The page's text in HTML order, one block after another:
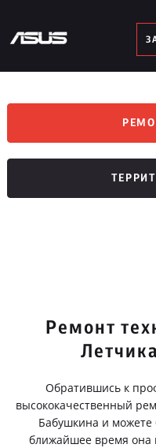
Ремонт
Обратившись к
высококачественный
Бабушкина и
ближайшее время она